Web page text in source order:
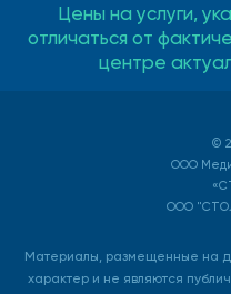
Цены на услуги,
отличаться от
центре
©
ООО
ООО
Материалы, размещенные на
характер и не являются